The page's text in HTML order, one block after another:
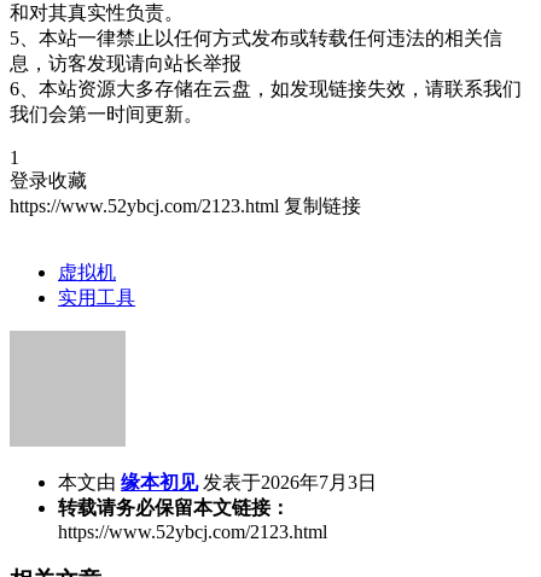
和对其真实性负责。
5、本站一律禁止以任何方式发布或转载任何违法的相关信
息，访客发现请向站长举报
6、本站资源大多存储在云盘，如发现链接失效，请联系我们
我们会第一时间更新。
1
登录收藏
https://www.52ybcj.com/2123.html 复制链接
虚拟机
实用工具
本文由 缘本初见 发表于2026年7月3日
转载请务必保留本文链接：
https://www.52ybcj.com/2123.html